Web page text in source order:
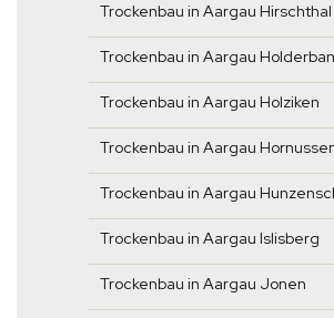
Trockenbau in Aargau Hirschthal
Trockenbau in Aargau
Trockenbau in Aargau Holziken
Trockenbau in Aargau
Trockenbau in Aargau
Trockenbau in Aargau Islisberg
Trockenbau in Aargau Jonen